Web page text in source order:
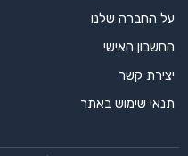
על החברה שלנו
החשבון האישי
יצירת קשר
תנאי שימוש באתר